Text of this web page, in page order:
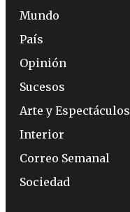
Mundo
País
Opinión
Sucesos
Arte y Espectáculos
Interior
Correo Semanal
Sociedad